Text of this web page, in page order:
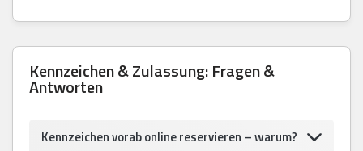
Kennzeichen & Zulassung: Fragen &
Antworten
Kennzeichen vorab online reservieren – warum?